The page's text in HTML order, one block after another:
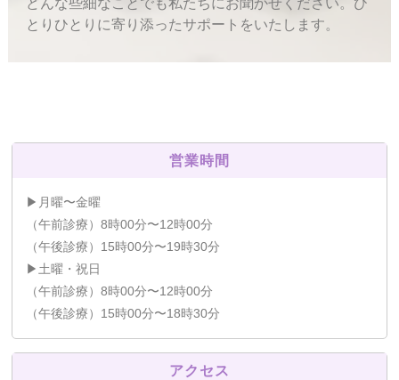
どんな些細なことでも私たちにお聞かせください。ひ
とりひとりに寄り添ったサポートをいたします。
営業時間
▶月曜〜金曜
（午前診療）8時00分〜12時00分
（午後診療）15時00分〜19時30分
▶土曜・祝日
（午前診療）8時00分〜12時00分
（午後診療）15時00分〜18時30分
アクセス